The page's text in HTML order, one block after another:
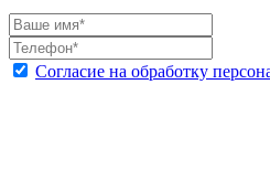
Согласие на обработку